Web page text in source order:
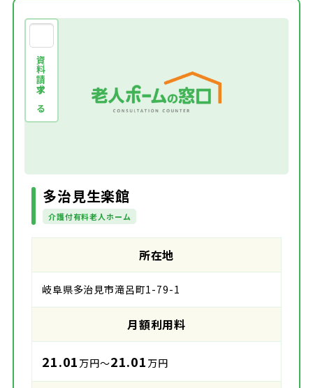
資料請求する
多治見生楽館
介護付有料老人ホーム
所在地
岐阜県多治見市滝呂町1-79-1
月額利用料
21.01 万円～21.01 万円